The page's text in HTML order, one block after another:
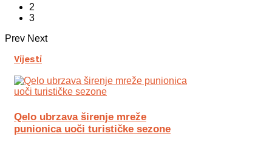
2
3
Prev Next
Vijesti
Qelo ubrzava širenje mreže
punionica uoči turističke sezone